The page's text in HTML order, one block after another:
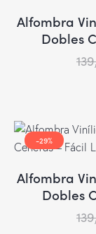
Alfombra
Dobles
-29%
Alfombra
Dobles